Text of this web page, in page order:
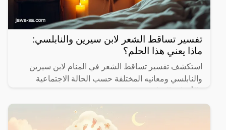
تفسير تساقط الشعر لابن سيرين والنابلسي:
ماذا يعني هذا الحلم؟
استكشف تفسير تساقط الشعر في المنام لابن سيرين
والنابلسي ومعانيه المختلفة حسب الحالة الاجتماعية